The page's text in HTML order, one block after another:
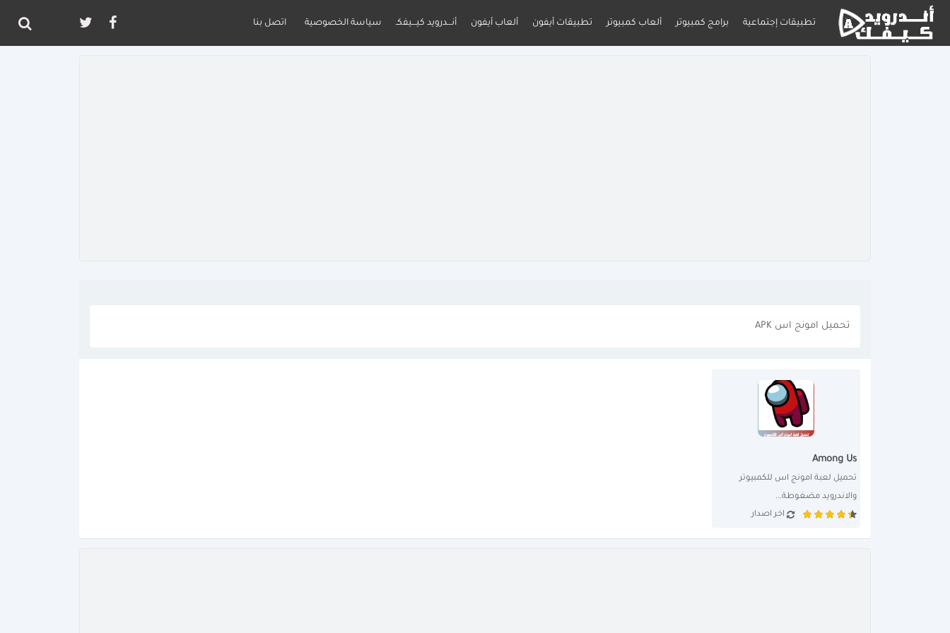
تطبيقات إجتماعية برامج كمبيوتر ألعاب كمبيوتر تطبيقات أيفون ألعاب أيفون أنـــدرويد كيـــيفكـ سياسة الخصوصية اتصل بنا
تحميل امونج اس APK
Among Us
تحميل لعبة امونج اس للكمبيوتر
والاندرويد مضغوطة...
اخر اصدار